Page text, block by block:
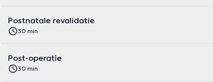
Postnatale revalidatie
30 min
Post-operatie
30 min